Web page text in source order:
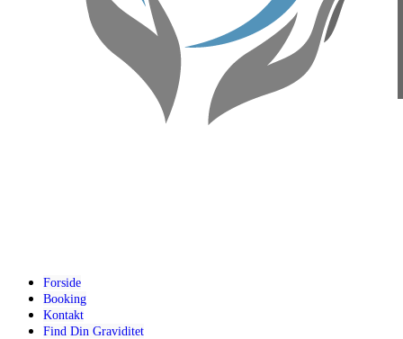
Forside
Booking
Kontakt
Find Din Graviditet